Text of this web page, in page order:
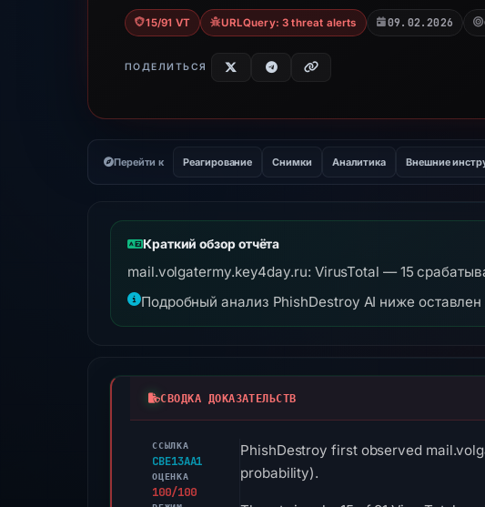
15/91 VT URLQuery: 3 threat alerts 09.02.2026
ПОДЕЛИТЬСЯ
Перейти к Реагирование Снимки Аналитика Внешние
Краткий обзор отчёта
mail.volgatermy.key4day.ru: VirusTotal — 15
Подробный анализ PhishDestroy AI ниже
СВОДКА ДОКАЗАТЕЛЬСТВ
ССЫЛКА
CBE13AA1
ОЦЕНКА
100/100
PhishDestroy first observed
probability).